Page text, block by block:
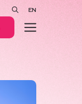
EN
MENÚ